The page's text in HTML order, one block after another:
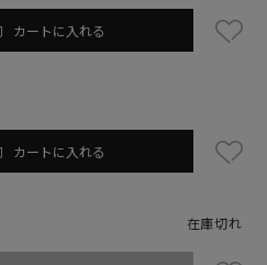
カートに入れる
カートに入れる
在庫切れ